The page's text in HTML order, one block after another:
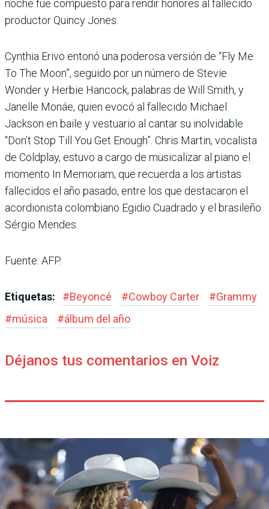
noche fue compuesto para rendir honores al fallecido
productor Quincy Jones.
Cynthia Erivo entonó una poderosa versión de “Fly Me
To The Moon”, seguido por un número de Stevie
Wonder y Herbie Hancock, palabras de Will Smith, y
Janelle Monáe, quien evocó al fallecido Michael
Jackson en baile y vestuario al cantar su inolvidable
“Don’t Stop Till You Get Enough”. Chris Martin, vocalista
de Coldplay, estuvo a cargo de musicalizar al piano el
momento In Memoriam, que recuerda a los artistas
fallecidos el año pasado, entre los que destacaron el
acordionista colombiano Egidio Cuadrado y el brasileño
Sérgio Mendes.
Fuente: AFP.
Etiquetas: #Beyoncé #Cowboy Carter #Grammy
#música #álbum del año
Déjanos tus comentarios en Voiz